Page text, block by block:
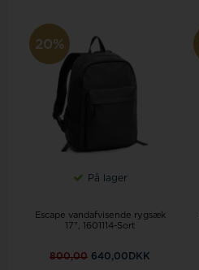
20%
På lager
Escape vandafvisende rygsæk
17", 1601114-Sort
800,00 640,00DKK